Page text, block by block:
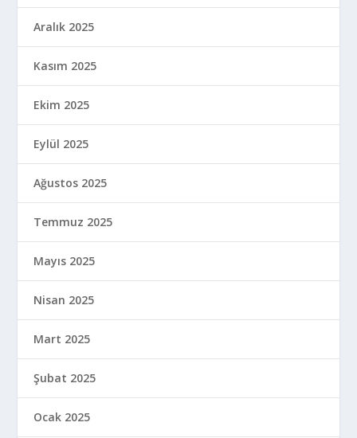
Aralık 2025
Kasım 2025
Ekim 2025
Eylül 2025
Ağustos 2025
Temmuz 2025
Mayıs 2025
Nisan 2025
Mart 2025
Şubat 2025
Ocak 2025